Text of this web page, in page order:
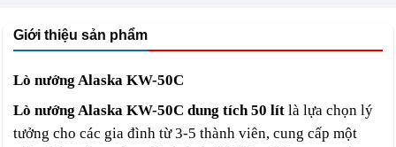
Giới thiệu sản phẩm
Lò nướng Alaska KW-50C
Lò nướng Alaska KW-50C dung tích 50 lít là lựa chọn lý
tưởng cho các gia đình từ 3-5 thành viên, cung cấp một